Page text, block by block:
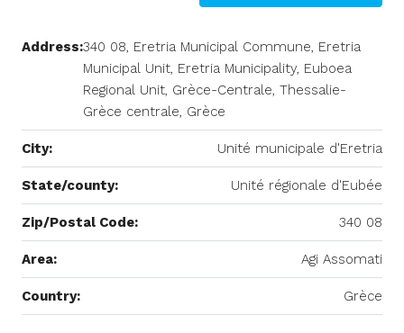
Address:340 08, Eretria Municipal Commune, Eretria
Municipal Unit, Eretria Municipality, Euboea
Regional Unit, Grèce-Centrale, Thessalie-
Grèce centrale, Grèce
City: Unité municipale d'Eretria
State/county: Unité régionale d'Eubée
Zip/Postal Code: 340 08
Area: Agi Assomati
Country: Grèce